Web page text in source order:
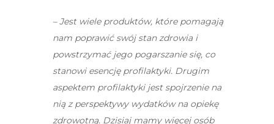
– Jest wiele produktów, które pomagają
nam poprawić swój stan zdrowia i
powstrzymać jego pogarszanie się, co
stanowi esencję profilaktyki. Drugim
aspektem profilaktyki jest spojrzenie na
nią z perspektywy wydatków na opiekę
zdrowotną. Dzisiaj mamy więcej osób